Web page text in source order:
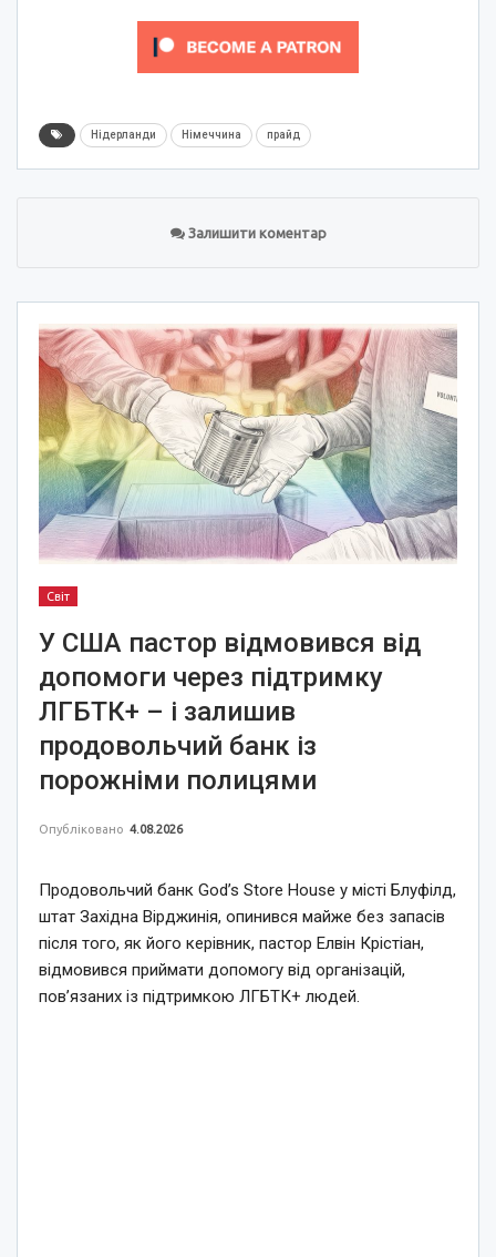
Нідерланди Німеччина прайд
Залишити коментар
Світ
У США пастор відмовився від
допомоги через підтримку
ЛГБТК+ – і залишив
продовольчий банк із
порожніми полицями
Опубліковано 4.08.2026
Продовольчий банк God’s Store House у місті Блуфілд,
штат Західна Вірджинія, опинився майже без запасів
після того, як його керівник, пастор Елвін Крістіан,
відмовився приймати допомогу від організацій,
пов’язаних із підтримкою ЛГБТК+ людей.